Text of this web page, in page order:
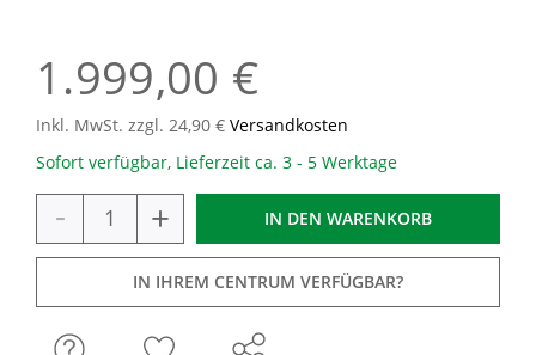
1.999,00 €
Inkl. MwSt. zzgl. 24,90 € Versandkosten
Sofort verfügbar, Lieferzeit ca. 3 - 5 Werktage
- + IN DEN WARENKORB
IN IHREM CENTRUM VERFÜGBAR?